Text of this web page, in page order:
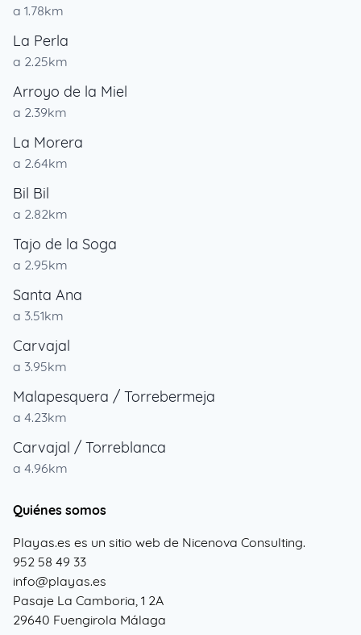
a 1.78km
La Perla
a 2.25km
Arroyo de la Miel
a 2.39km
La Morera
a 2.64km
Bil Bil
a 2.82km
Tajo de la Soga
a 2.95km
Santa Ana
a 3.51km
Carvajal
a 3.95km
Malapesquera / Torrebermeja
a 4.23km
Carvajal / Torreblanca
a 4.96km
Quiénes somos
Playas.es es un sitio web de Nicenova Consulting.
952 58 49 33
info@playas.es
Pasaje La Camboria, 1 2A
29640 Fuengirola Málaga